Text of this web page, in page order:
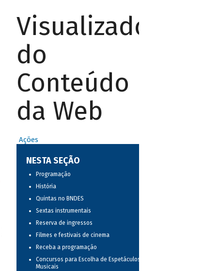
Visualizador
do
Conteúdo
da Web
Ações
NESTA SEÇÃO
Programação
História
Quintas no BNDES
Sextas instrumentais
Reserva de ingressos
Filmes e festivais de cinema
Receba a programação
Concursos para Escolha de Espetáculos
Musicais